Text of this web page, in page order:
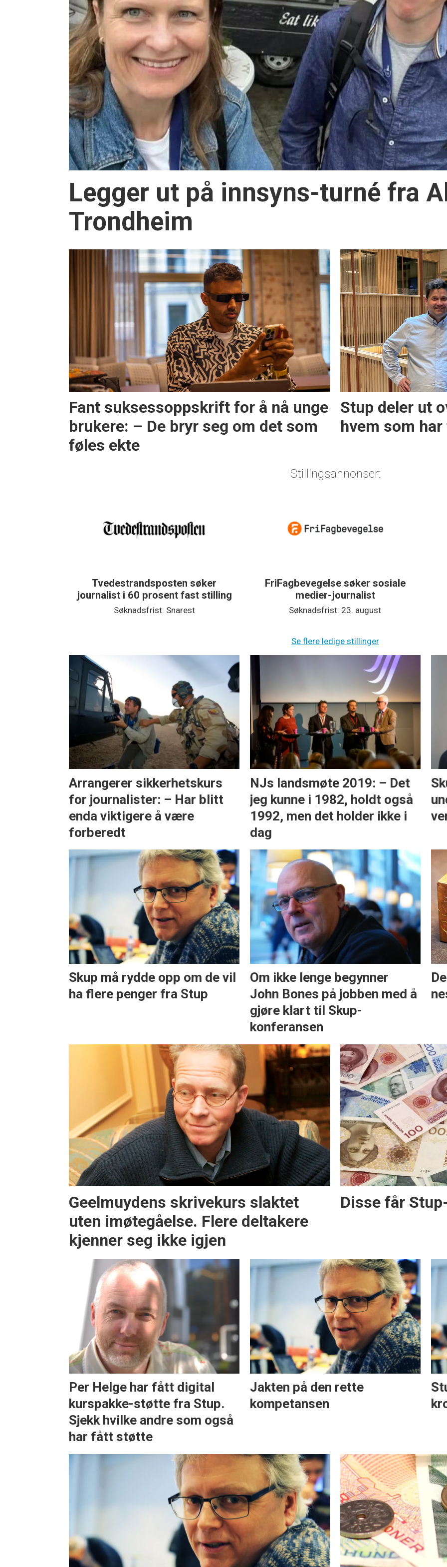
Legger ut på innsyns-turné fra
Trondheim
Fant suksessoppskrift for å nå unge
brukere: – De bryr seg om det som
føles ekte
Stup deler ut
hvem som
Stillingsannonser:
FriFagbevegelse søker sosiale
medier-journalist
Søknadsfrist: 23. august
Halden Arbeiderblad søker
nyhetsjournalist
Søknadsfrist: 1. september
Se flere ledige stillinger
Arrangerer sikkerhetskurs
for journalister: – Har blitt
enda viktigere å være
forberedt
NJs landsmøte 2019: – Det
jeg kunne i 1982, holdt også
1992, men det holder ikke i
dag
Skup må rydde opp om de vil
ha flere penger fra Stup
Om ikke lenge begynner
John Bones på jobben med å
gjøre klart til Skup-
konferansen
Geelmuydens skrivekurs slaktet
uten imøtegåelse. Flere deltakere
kjenner seg ikke igjen
Disse får
Per Helge har fått digital
kurspakke-støtte fra Stup.
Sjekk hvilke andre som også
har fått støtte
Jakten på den rette
kompetansen